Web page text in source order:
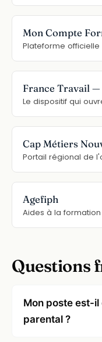
Mon Compte
Plateforme officielle
France Travail
Le dispositif qui
Cap Métiers
Portail régional de
Agefiph
Aides à la
Questions
Mon poste est-
parental ?